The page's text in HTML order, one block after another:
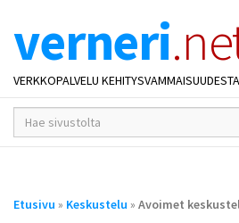
verneri
VERKKOPALVELU KEHITYSVAMMAISUUDESTA
hakusana(t)
*
Olet
Etusivu » Keskustelu » Avoimet